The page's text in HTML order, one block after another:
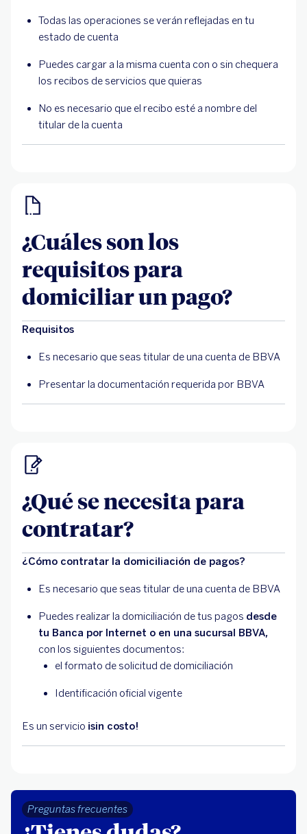
Todas las operaciones se verán reflejadas en tu
estado de cuenta
Puedes cargar a la misma cuenta con o sin chequera
los recibos de servicios que quieras
No es necesario que el recibo esté a nombre del
titular de la cuenta
¿Cuáles son los
requisitos para
domiciliar un pago?
Requisitos
Es necesario que seas titular de una cuenta de BBVA
Presentar la documentación requerida por BBVA
¿Qué se necesita para
contratar?
¿Cómo contratar la domiciliación de pagos?
Es necesario que seas titular de una cuenta de BBVA
Puedes realizar la domiciliación de tus pagos desde
tu Banca por Internet o en una sucursal BBVA,
con los siguientes documentos:
el formato de solicitud de domiciliación
Identificación oficial vigente
Es un servicio ¡sin costo!
Preguntas frecuentes